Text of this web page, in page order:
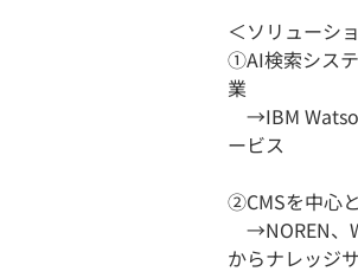
＜ソリューシ
①AI検索シス
業
→IBM
ービス
②CMSを中心
→NOREN、
からナレッジ